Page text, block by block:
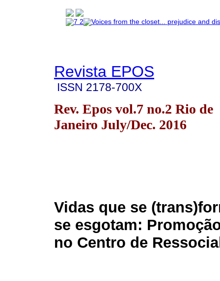
Revista EPOS
ISSN 2178-700X
Rev. Epos vol.7 no.2 Rio de
Janeiro July/Dec. 2016
Vidas que se
se esgotam:
no Centro de